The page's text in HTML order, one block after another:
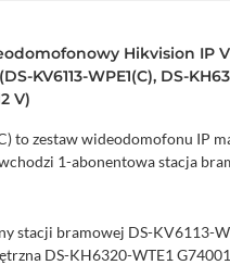
Hikvision IP
KV6113-WPE1(C), DS-
V)
to zestaw wideodomofonu IP
1-abonentowa stacja
stacji bramowej DS-KV6113-
DS-KH6320-WTE1 G74001